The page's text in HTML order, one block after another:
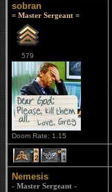
sobran
= Master Sergeant =
579
Doom Rate: 1.15
2 1
Nemesis
- Master Sergeant -